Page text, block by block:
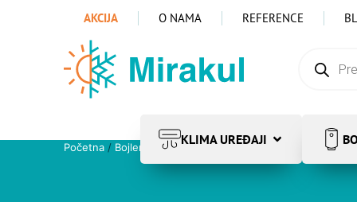
AKCIJA O NAMA REFERENCE
KLIMA UREĐAJI
Početna / Bojleri Električni bojleri/Pribor, regulacija i